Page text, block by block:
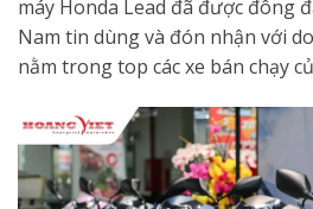
máy Honda Lead đã được đông
Nam tin dùng và đón nhận với
nằm trong top các xe bán chạy